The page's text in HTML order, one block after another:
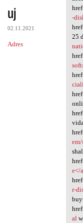
uj
02.11.2021
Adres
-
25
e</
r-
al